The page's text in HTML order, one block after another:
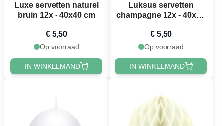
Luxe servetten naturel
bruin 12x - 40x40 cm
€ 5,50
Op voorraad
IN WINKELMAND
Luksus servetten
champagne 12x - 40x40
€ 5,50
Op voorraad
IN WINKELMAND